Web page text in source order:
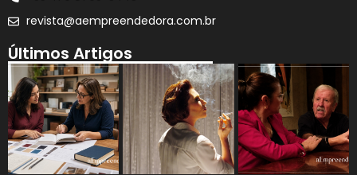
revista@aempreendedora.com.br
Últimos Artigos